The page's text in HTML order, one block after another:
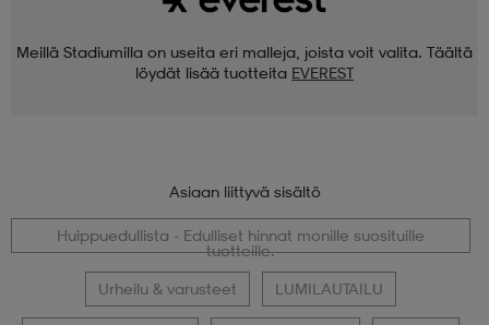
Meillä Stadiumilla on useita eri malleja, joista voit valita. Täältä
löydät lisää tuotteita EVEREST
Asiaan liittyvä sisältö
Huippuedullista - Edulliset hinnat monille suosituille
tuotteille.
Urheilu & varusteet LUMILAUTAILU